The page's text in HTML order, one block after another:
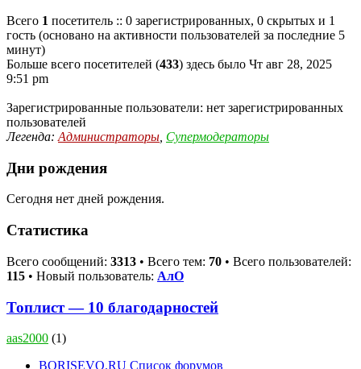
Всего 1 посетитель :: 0 зарегистрированных, 0 скрытых и 1
гость (основано на активности пользователей за последние 5
минут)
Больше всего посетителей (433) здесь было Чт авг 28, 2025
9:51 pm
Зарегистрированные пользователи: нет зарегистрированных
пользователей
Легенда: Администраторы Супермодераторы
Дни рождения
Сегодня нет дней рождения.
Статистика
Всего сообщений: 3313 • Всего тем: 70 • Всего пользователей:
115 • Новый пользователь: АлО
Топлист — 10 благодарностей
aas2000 (1)
BORISEVO.RU Список форумов